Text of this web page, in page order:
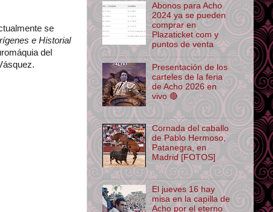
se
e Historial
del
Abonos para Acho
2024 ya se pueden
comprar en
Plazaticket.com y
puntos de venta
Presentación de los
carteles de la feria
de Acho 2026 en
vivo 🔴
Cornada del caballo
de Pablo Hermoso,
Patanegra, en
Madrid [FOTOS]
El jueves 16 hay
misa en la capilla de
Acho por el eterno